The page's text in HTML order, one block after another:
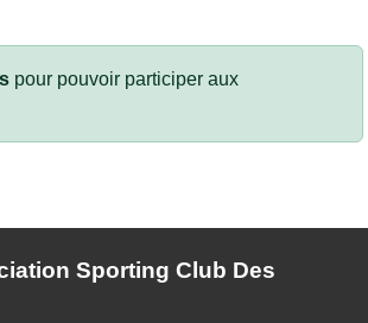
pour pouvoir participer aux
Sporting Club Des